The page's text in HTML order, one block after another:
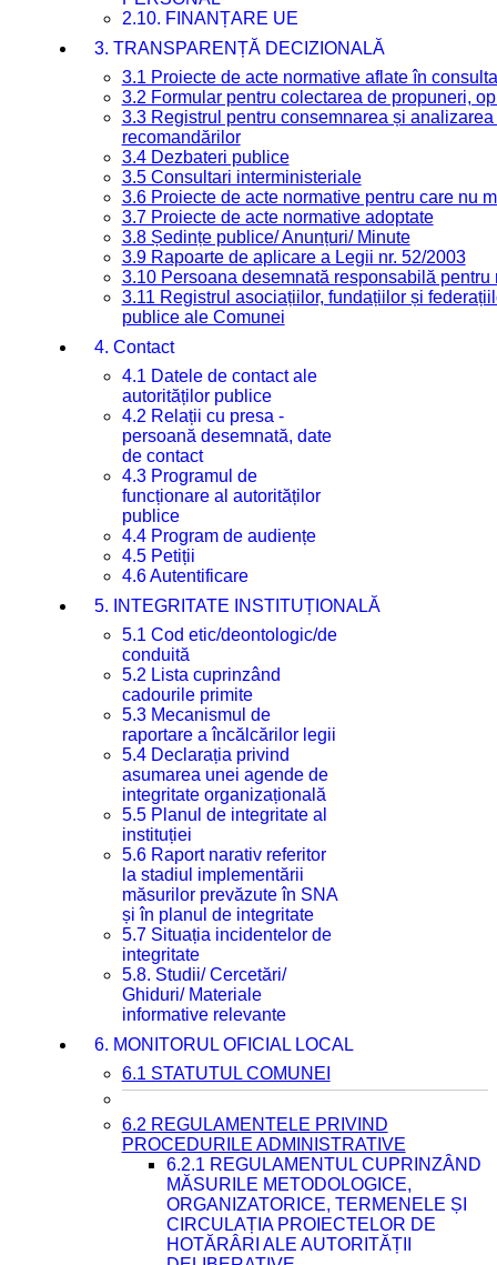
2.10. FINANȚARE UE
3. TRANSPARENȚĂ DECIZIONALĂ
3.1 Proiecte de acte normative aflate în
3.2 Formular pentru colectarea de propuneri,
3.3 Registrul pentru consemnarea și
recomandărilor
3.4 Dezbateri publice
3.5 Consultari interministeriale
3.6 Proiecte de acte normative pentru care nu
3.7 Proiecte de acte normative adoptate
3.8 Ședințe publice/ Anunțuri/ Minute
3.9 Rapoarte de aplicare a Legii nr. 52/2003
3.10 Persoana desemnată responsabilă
3.11 Registrul asociațiilor, fundațiilor și
publice ale Comunei
4. Contact
4.1 Datele de contact ale
autorităților publice
4.2 Relații cu presa -
persoană desemnată, date
de contact
4.3 Programul de
funcționare al autorităților
publice
4.4 Program de audiențe
4.5 Petiții
4.6 Autentificare
5. INTEGRITATE INSTITUȚIONALĂ
5.1 Cod etic/deontologic/de
conduită
5.2 Lista cuprinzând
cadourile primite
5.3 Mecanismul de
raportare a încălcărilor legii
5.4 Declarația privind
asumarea unei agende de
integritate organizațională
5.5 Planul de integritate al
instituției
5.6 Raport narativ referitor
la stadiul implementării
măsurilor prevăzute în SNA
și în planul de integritate
5.7 Situația incidentelor de
integritate
5.8. Studii/ Cercetări/
Ghiduri/ Materiale
informative relevante
6. MONITORUL OFICIAL LOCAL
6.1 STATUTUL COMUNEI
6.2 REGULAMENTELE PRIVIND
PROCEDURILE ADMINISTRATIVE
6.2.1 REGULAMENTUL CUPRINZÂND
MĂSURILE METODOLOGICE,
ORGANIZATORICE, TERMENELE ȘI
CIRCULAȚIA PROIECTELOR DE
HOTĂRÂRI ALE AUTORITĂȚII